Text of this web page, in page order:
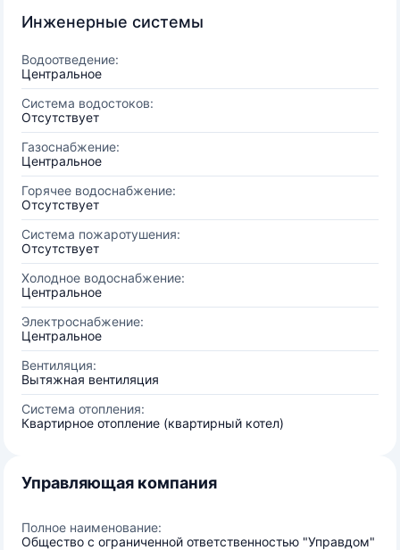
Инженерные системы
Водоотведение:
Центральное
Система водостоков:
Отсутствует
Газоснабжение:
Центральное
Горячее водоснабжение:
Отсутствует
Система пожаротушения:
Отсутствует
Холодное водоснабжение:
Центральное
Электроснабжение:
Центральное
Вентиляция:
Вытяжная вентиляция
Система отопления:
Квартирное отопление (квартирный котел)
Управляющая компания
Полное наименование:
Общество с ограниченной ответственностью "Управдом"